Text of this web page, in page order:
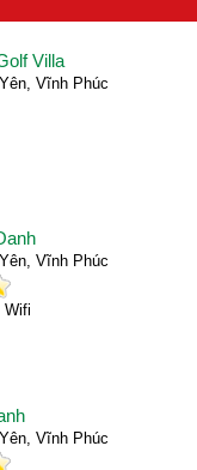
Villa
Vĩnh Phúc
Vĩnh Phúc
Wifi
Vĩnh Phúc